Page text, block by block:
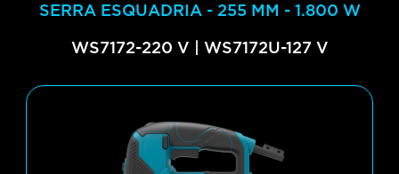
SERRA ESQUADRIA - 255 MM - 1.800 W
WS7172-220 V | WS7172U-127 V